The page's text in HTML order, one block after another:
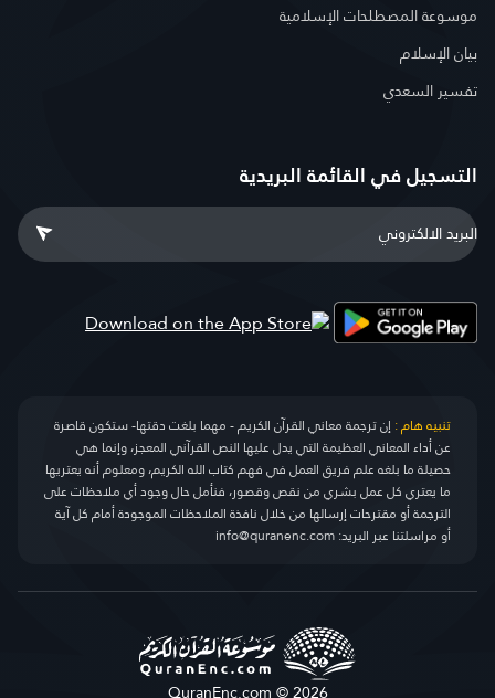
موسوعة المصطلحات الإسلامية
بيان الإسلام
تفسير السعدي
التسجيل في القائمة البريدية
تنبيه هام :إن ترجمة معاني القرآن الكريم - مهما بلغت دقتها- ستكون قاصرة
عن أداء المعاني العظيمة التي يدل عليها النص القرآني المعجز، وإنما هي
حصيلة ما بلغه علم فريق العمل في فهم كتاب الله الكريم، ومعلوم أنه يعتريها
ما يعتري كل عمل بشري من نقص وقصور، فنأمل حال وجود أي ملاحظات على
الترجمة أو مقترحات إرسالها من خلال نافذة الملاحظات الموجودة أمام كل آية
أو مراسلتنا عبر البريد:info@quranenc.com